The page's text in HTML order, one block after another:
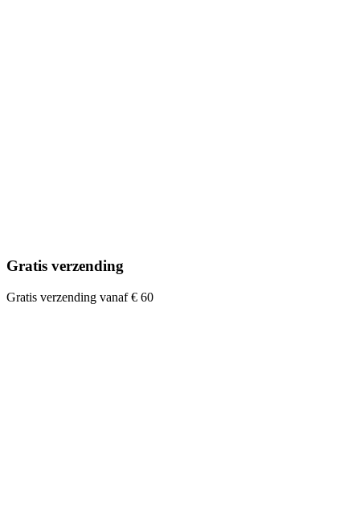
Gratis verzending
Gratis verzending vanaf € 60